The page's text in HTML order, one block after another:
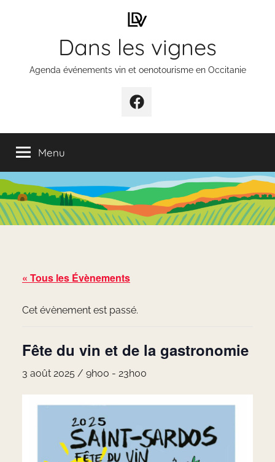
Dans les vignes
Agenda événements vin et oenotourisme en Occitanie
Élément
menu
Menu
« Tous les Évènements
Cet évènement est passé.
Fête du vin et de la gastronomie
3 août 2025 / 9h00 - 23h00